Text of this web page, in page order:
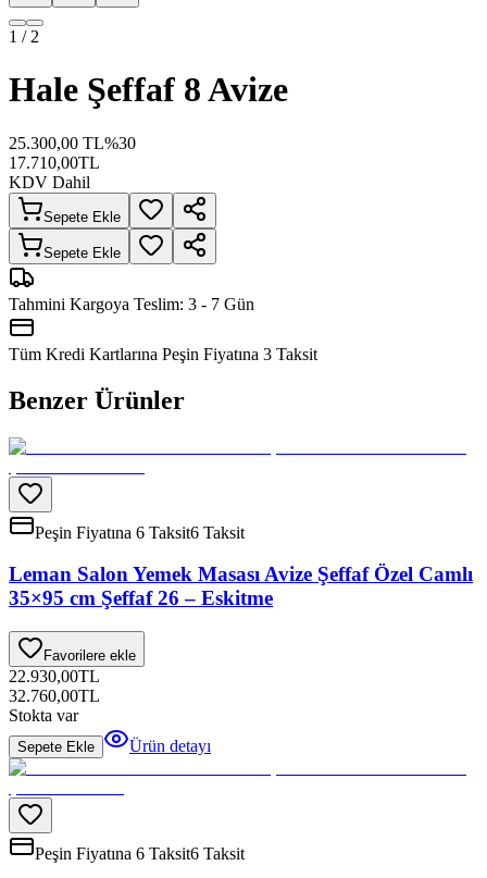
1 / 2
Hale Şeffaf 8 Avize
25.300,00 TL%30
17.710,00TL
KDV Dahil
Sepete Ekle
Sepete Ekle
Tahmini Kargoya Teslim: 3 - 7 Gün
Tüm Kredi Kartlarına Peşin Fiyatına 3 Taksit
Benzer Ürünler
Peşin Fiyatına 6 Taksit6 Taksit
Leman Salon Yemek Masası Avize Şeffaf Özel Camlı
35×95 cm Şeffaf 26 – Eskitme
Favorilere ekle
22.930,00TL
32.760,00TL
Stokta var
Sepete Ekle Ürün detayı
Peşin Fiyatına 6 Taksit6 Taksit